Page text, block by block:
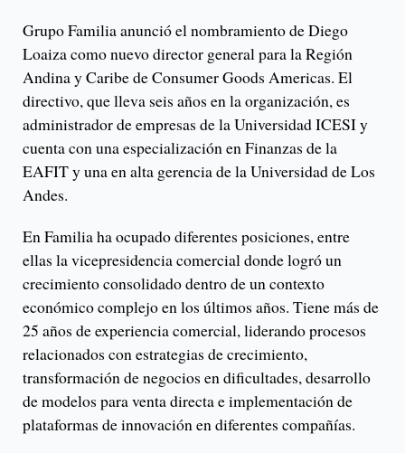
Grupo Familia anunció el nombramiento de Diego
Loaiza como nuevo director general para la Región
Andina y Caribe de Consumer Goods Americas. El
directivo, que lleva seis años en la organización, es
administrador de empresas de la Universidad ICESI y
cuenta con una especialización en Finanzas de la
EAFIT y una en alta gerencia de la Universidad de Los
Andes.
En Familia ha ocupado diferentes posiciones, entre
ellas la vicepresidencia comercial donde logró un
crecimiento consolidado dentro de un contexto
económico complejo en los últimos años. Tiene más de
25 años de experiencia comercial, liderando procesos
relacionados con estrategias de crecimiento,
transformación de negocios en dificultades, desarrollo
de modelos para venta directa e implementación de
plataformas de innovación en diferentes compañías.